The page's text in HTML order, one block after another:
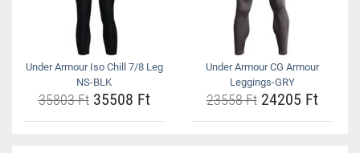
Under Armour Iso Chill 7/8 Leg
NS-BLK
35803 Ft35508 Ft
Under Armour CG Armour
Leggings-GRY
23558 Ft24205 Ft